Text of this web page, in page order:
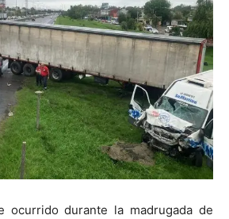
ocurrido durante la madrugada de